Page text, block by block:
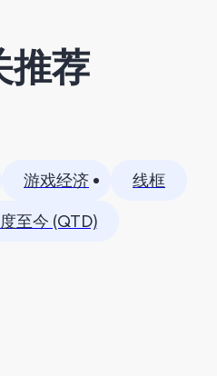
推荐
游戏经济
线框
至今 (QTD)